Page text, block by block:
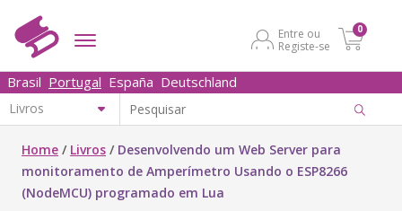
Entre ou
Registe-se
0
Brasil Portugal España Deutschland
Home / Livros / Desenvolvendo um Web Server para
monitoramento de Amperímetro Usando o ESP8266
(NodeMCU) programado em Lua